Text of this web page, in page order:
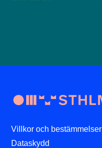
Villkor och bestämmelser
Dataskydd